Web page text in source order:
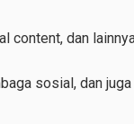
content, dan
sosial, dan juga